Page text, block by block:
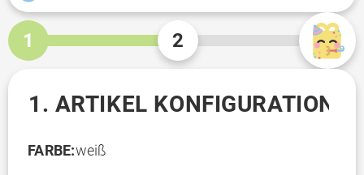
1 2
1. ARTIKEL KONFIGURATION
FARBE:weiß